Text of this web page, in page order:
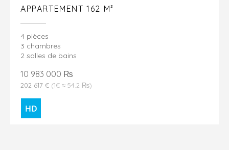
APPARTEMENT 162 M²
4 pièces
3 chambres
2 salles de bains
10 983 000 ₨
202 617 € (1€ ≈ 54.2 ₨)